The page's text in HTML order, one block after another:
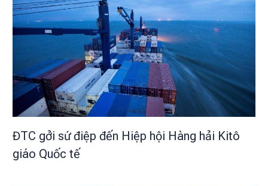
ĐTC gởi sứ điệp đến Hiệp hội Hàng hải Kitô
giáo Quốc tế